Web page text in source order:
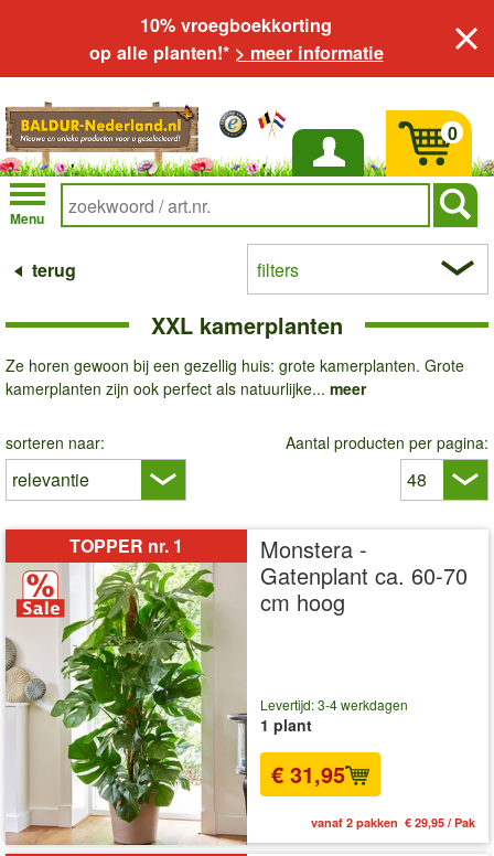
10% vroegboekkorting
op alle planten!* > meer informatie
Inloggen
Menu
0
terug filters
XXL kamerplanten
Ze horen gewoon bij een gezellig huis: grote kamerplanten. Grote
kamerplanten zijn ook perfect als natuurlijke... meer
sorteren naar: Aantal producten per pagina:
TOPPER nr. 1
Monstera -
Gatenplant ca. 60-70
cm hoog
Levertijd: 3-4 werkdagen
1 plant
€ 31,95
vanaf 2 pakken € 29,95 / Pak